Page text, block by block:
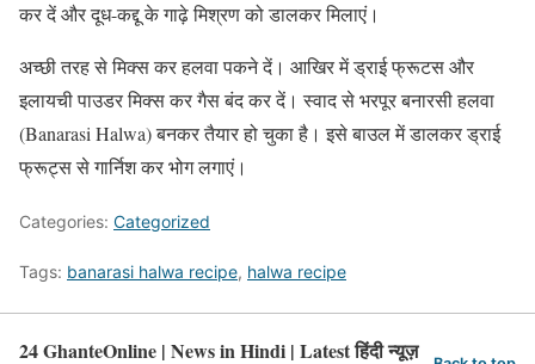
कर दें और दूध-कद्दू के गाढ़े मिश्रण को डालकर मिलाएं।
अच्छी तरह से मिक्स कर हलवा पकने दें। आखिर में ड्राई फ्रूटस और
इलायची पाउडर मिक्स कर गैस बंद कर दें। स्वाद से भरपूर बनारसी हलवा
(Banarasi Halwa) बनकर तैयार हो चुका है। इसे बाउल में डालकर ड्राई
फ्रूट्स से गार्निश कर भोग लगाएं।
Categories: Categorized
Tags: banarasi halwa recipe, halwa recipe
24 GhanteOnline | News in Hindi | Latest हिंदी न्यूज़